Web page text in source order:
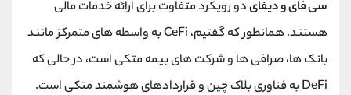
سی فای و دیفایدو رویکرد متفاوت برای ارائه خدمات مالی
هستند. همانطور که گفتیم، CeFi به واسطه های متمرکز مانند
بانک ها، صرافی ها و شرکت های بیمه متکی است، در حالی که
DeFi به فناوری بلاک چین و قراردادهای هوشمند متکی است.